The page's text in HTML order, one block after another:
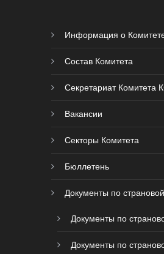
Информация о
Состав Комитета
Секретариат Комитета
Вакансии
Секторы Комитета
Бюллетень
Документы по
Документы по
Документы по